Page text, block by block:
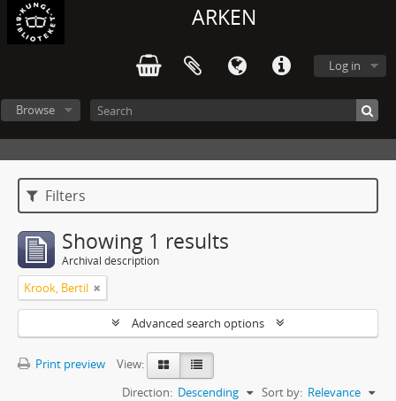
ARKEN
Log in
Browse
Filters
Showing 1 results
Archival description
Krook, Bertil
Advanced search options
Print preview
View:
Sort by: Relevance
Direction: Descending